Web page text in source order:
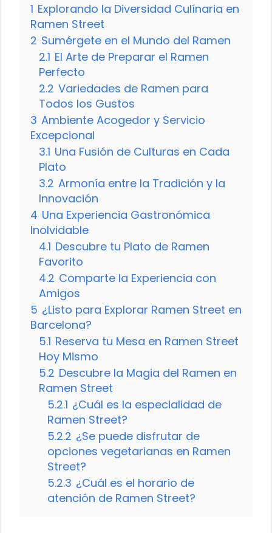
1 Explorando la Diversidad Culínaria en
Ramen Street
2 Sumérgete en el Mundo del Ramen
2.1 El Arte de Preparar el Ramen
Perfecto
2.2 Variedades de Ramen para
Todos los Gustos
3 Ambiente Acogedor y Servicio
Excepcional
3.1 Una Fusión de Culturas en Cada
Plato
3.2 Armonía entre la Tradición y la
Innovación
4 Una Experiencia Gastronómica
Inolvidable
4.1 Descubre tu Plato de Ramen
Favorito
4.2 Comparte la Experiencia con
Amigos
5 ¿Listo para Explorar Ramen Street en
Barcelona?
5.1 Reserva tu Mesa en Ramen Street
Hoy Mismo
5.2 Descubre la Magia del Ramen en
Ramen Street
5.2.1 ¿Cuál es la especialidad de
Ramen Street?
5.2.2 ¿Se puede disfrutar de
opciones vegetarianas en Ramen
Street?
5.2.3 ¿Cuál es el horario de
atención de Ramen Street?